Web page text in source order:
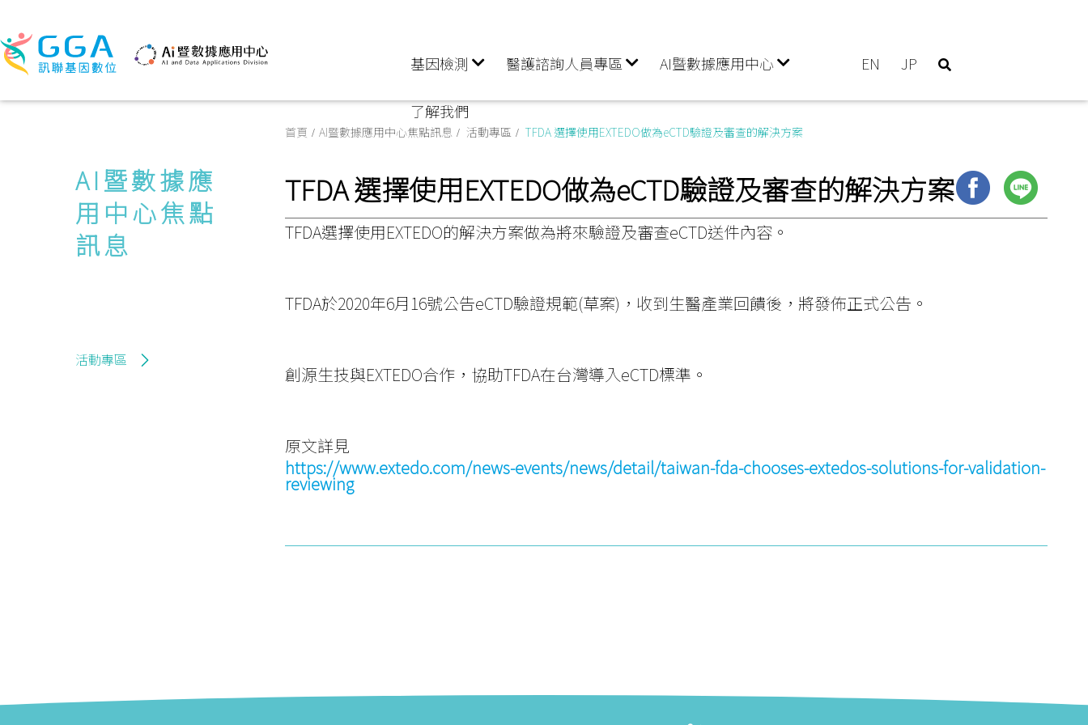
基因檢測 醫護諮詢人員專區 AI暨數據應用中心
了解我們
EN JP
AI暨數據應
用中心焦點
訊息
活動專區
首頁 AI暨數據應用中心焦點訊息 活動專區 TFDA 選擇使用EXTEDO做為eCTD驗證及審查的解決方案
TFDA 選擇使用EXTEDO做為eCTD驗證及審查的解決方案
TFDA選擇使用EXTEDO的解決方案做為將來驗證及審查eCTD送件內容。
TFDA於2020年6月16號公告eCTD驗證規範(草案)，收到生醫產業回饋後，將發佈正式公告。
創源生技與EXTEDO合作，協助TFDA在台灣導入eCTD標準。
原文詳見
https://www.extedo.com/news-events/news/detail/taiwan-fda-chooses-extedos-solutions-for-validation-
reviewing